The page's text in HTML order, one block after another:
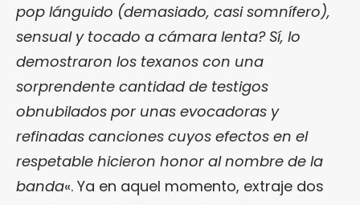
pop lánguido (demasiado, casi somnífero),
sensual y tocado a cámara lenta? Sí, lo
demostraron los texanos con una
sorprendente cantidad de testigos
obnubilados por unas evocadoras y
refinadas canciones cuyos efectos en el
respetable hicieron honor al nombre de la
banda«. Ya en aquel momento, extraje dos